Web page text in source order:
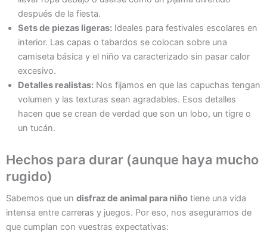
después de la fiesta.
Sets de piezas ligeras: Ideales para festivales escolares en
interior. Las capas o tabardos se colocan sobre una
camiseta básica y el niño va caracterizado sin pasar calor
excesivo.
Detalles realistas: Nos fijamos en que las capuchas tengan
volumen y las texturas sean agradables. Esos detalles
hacen que se crean de verdad que son un lobo, un tigre o
un tucán.
Hechos para durar (aunque haya mucho
rugido)
Sabemos que un disfraz de animal para niño tiene una vida
intensa entre carreras y juegos. Por eso, nos aseguramos de
que cumplan con vuestras expectativas: